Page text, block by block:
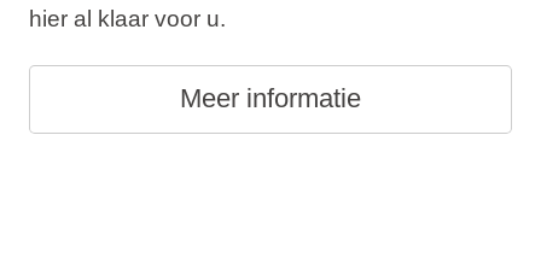
hier al klaar voor u.
Meer informatie